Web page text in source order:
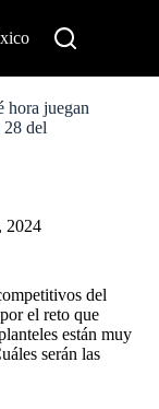
hora juegan
del
2024
del
el reto que
están muy
serán las